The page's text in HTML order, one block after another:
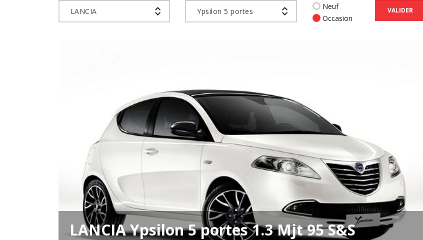
LANCIA Ypsilon 5 portes
Neuf
Occasion
VALIDER
LANCIA Ypsilon 5 portes 1.3 Mjt 95 S&S